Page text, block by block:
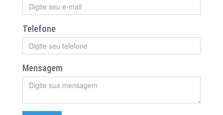
Telefone
Mensagem